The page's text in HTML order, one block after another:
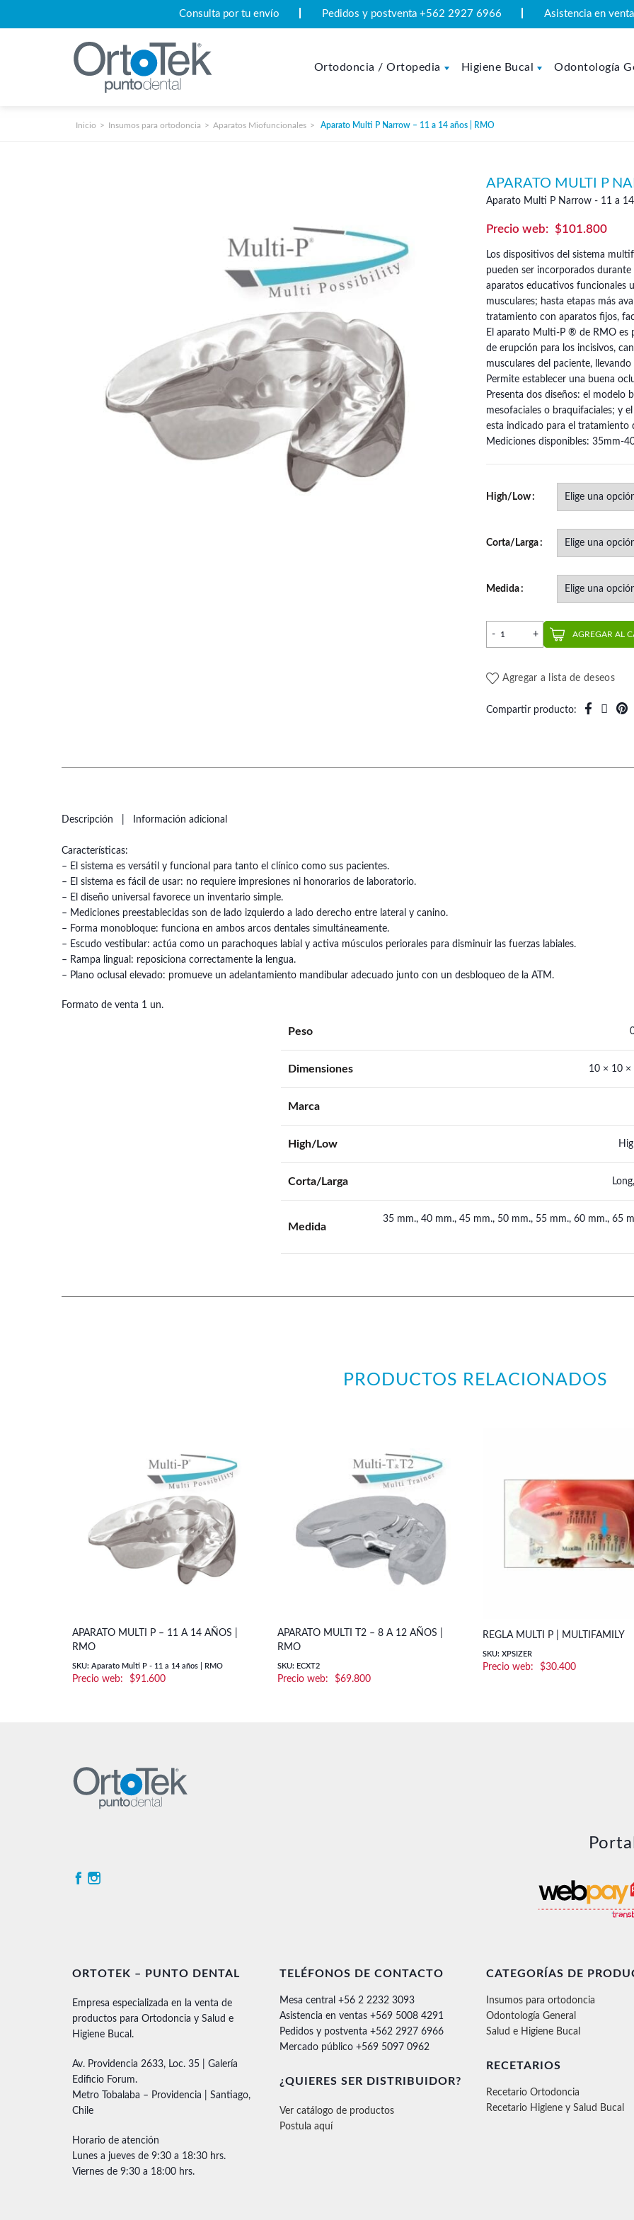
Consulta por tu envío Pedidos y postventa +562 2927 6966 Asistencia en
Ortodoncia / Ortopedia Higiene Bucal Odontología
Inicio Insumos para ortodoncia Aparatos Miofuncionales Aparato Multi P Narrow – 11 a 14 años | RMO
APARATO MULTI P
Aparato Multi P Narrow - 11 a
$101.800
Los dispositivos del sistema
pueden ser incorporados
aparatos educativos funcionales
musculares; hasta etapas más
tratamiento con aparatos fijos,
El aparato Multi-P ® de RMO es
de erupción para los incisivos,
musculares del paciente,
Permite establecer una buena
Presenta dos diseños: el modelo
mesofaciales o braquifaciales; y
esta indicado para el tratamiento
Mediciones disponibles: 35mm-
High/Low
Corta/Larga
Medida
Aparato Multi P Narrow -
AGREGAR AL
Agregar a lista de deseos
Compartir producto
Descripción Información adicional
Características:
– El sistema es versátil y funcional para tanto el clínico como sus pacientes.
– El sistema es fácil de usar: no requiere impresiones ni honorarios de laboratorio.
– El diseño universal favorece un inventario simple.
– Mediciones preestablecidas son de lado izquierdo a lado derecho entre lateral y canino.
– Forma monobloque: funciona en ambos arcos dentales simultáneamente.
– Escudo vestibular: actúa como un parachoques labial y activa músculos periorales para disminuir las fuerzas labiales.
– Rampa lingual: reposiciona correctamente la lengua.
– Plano oclusal elevado: promueve un adelantamiento mandibular adecuado junto con un desbloqueo de la ATM.
Formato de venta 1 un.
Peso
Dimensiones 10 × 10 ×
Marca
High/Low
Corta/Larga
Medida
35 mm., 40 mm., 45 mm., 50 mm., 55 mm., 60 mm., 65
PRODUCTOS RELACIONADOS
APARATO MULTI P – 11 A 14 AÑOS |
RMO
SKU: Aparato Multi P - 11 a 14 años | RMO
$91.600
APARATO MULTI T2 – 8 A 12 AÑOS |
RMO
SKU: ECXT2
$69.800
REGLA MULTI P | MULTIFAMILY
SKU: XPSIZER
$30.400
ORTOTEK – PUNTO DENTAL
Empresa especializada en la venta de
productos para Ortodoncia y Salud e
Higiene Bucal.
Av. Providencia 2633, Loc. 35 | Galería
Edificio Forum.
Metro Tobalaba – Providencia | Santiago,
Chile
Horario de atención
Lunes a jueves de 9:30 a 18:30 hrs.
Viernes de 9:30 a 18:00 hrs.
TELÉFONOS DE CONTACTO
Mesa central +56 2 2232 3093
Asistencia en ventas +569 5008 4291
Pedidos y postventa +562 2927 6966
Mercado público +569 5097 0962
¿QUIERES SER DISTRIBUIDOR?
Ver catálogo de productos
Postula aquí
CATEGORÍAS DE
Insumos para ortodoncia
Odontología General
Salud e Higiene Bucal
RECETARIOS
Recetario Ortodoncia
Recetario Higiene y Salud Bucal